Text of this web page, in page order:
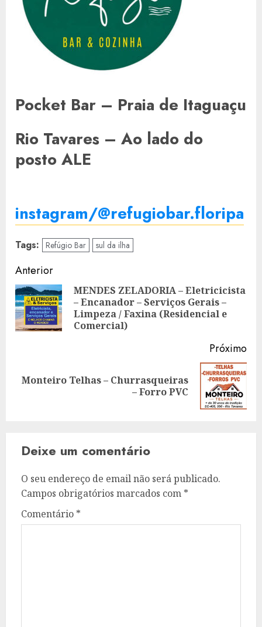
Pocket Bar – Praia de Itaguaçu
Rio Tavares – Ao lado do
posto ALE
instagram/@refugiobar.floripa
Tags: Refúgio Bar sul da ilha
Navegação
de
artigos
Anterior
MENDES ZELADORIA – Eletricicista
– Encanador – Serviços Gerais –
Limpeza / Faxina (Residencial e
Comercial)
Próximo
Artigo
Monteiro Telhas – Churrasqueiras
– Forro PVC
Deixe um comentário
O seu endereço de email não será publicado.
Campos obrigatórios marcados com *
Comentário *